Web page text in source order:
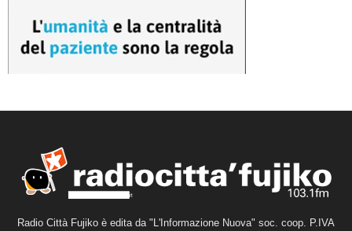
Radio Città Fujiko è edita da "L'Informazione Nuova" soc. coop. P.IVA